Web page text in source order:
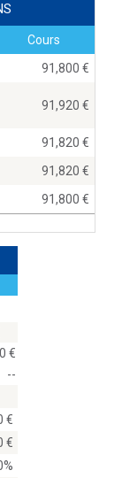
Cours
91,800
91,920
91,820
91,820
91,800
0
--